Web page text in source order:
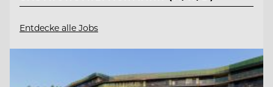
Entdecke alle Jobs